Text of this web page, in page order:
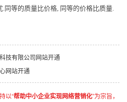
同等的质量比价格, 同等的价格比质量.
技有限公司网站开通
网站开通
以“帮助中小企业实现网络营销化”为宗旨，